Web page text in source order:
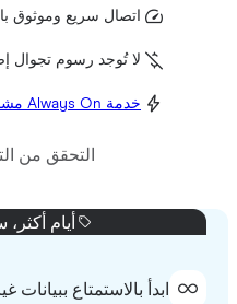
اتصال سريع وموثوق
لا تُوجد رسوم تجوال إضافية
خدمة Always On مشمولة
التحقق من التوافق
أيام أكثر، سعر
ابدأ بالاستمتاع ببيانات غير